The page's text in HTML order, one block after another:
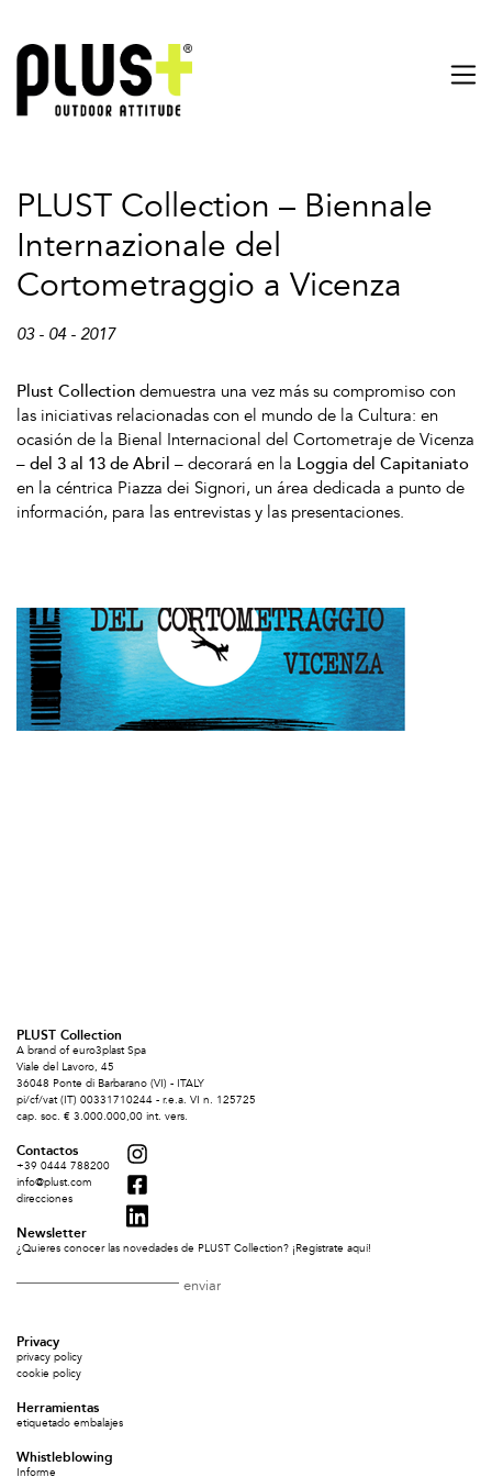
PLUST Collection – Biennale
Internazionale del
Cortometraggio a Vicenza
03 - 04 - 2017
Plust Collection demuestra una vez más su compromiso con
las iniciativas relacionadas con el mundo de la Cultura: en
ocasión de la Bienal Internacional del Cortometraje de Vicenza
– del 3 al 13 de Abril – decorará en la Loggia del Capitaniato
en la céntrica Piazza dei Signori, un área dedicada a punto de
información, para las entrevistas y las presentaciones.
PLUST Collection
A brand of euro3plast Spa
Viale del Lavoro, 45
36048 Ponte di Barbarano (VI) - ITALY
pi/cf/vat (IT) 00331710244 - r.e.a. VI n. 125725
cap. soc. € 3.000.000,00 int. vers.
Contactos
+39 0444 788200
info@plust.com
direcciones
Newsletter
¿Quieres conocer las novedades de PLUST Collection? ¡Regístrate aquí!
Privacy
privacy policy
cookie policy
Herramientas
etiquetado embalajes
Whistleblowing
Informe